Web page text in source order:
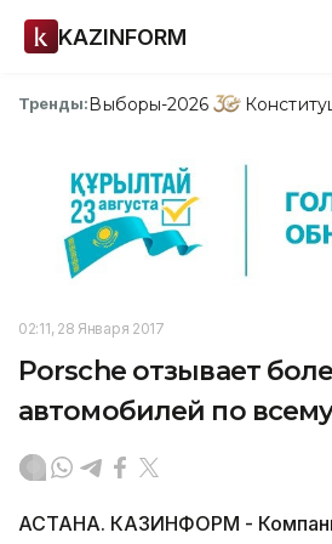
KAZINFORM
Тренды:Выборы-2026
02:11, 28 Января 2017
Porsche отзывает
автомобилей по
АСТАНА. КАЗИНФОРМ -